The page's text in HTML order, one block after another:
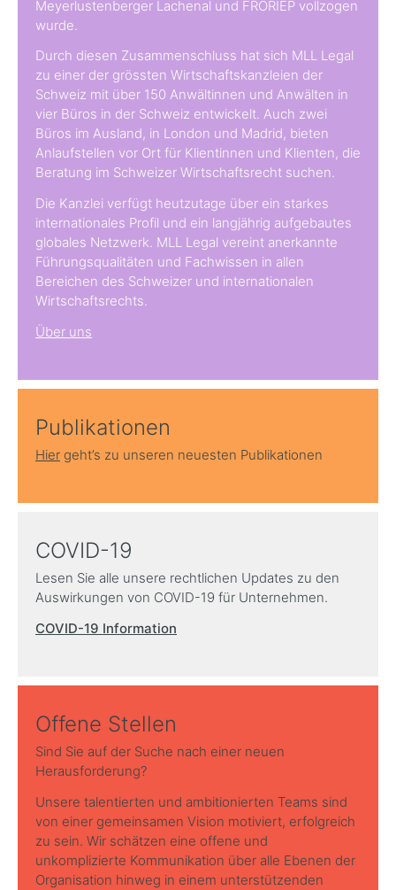
Meyerlustenberger Lachenal und FRORIEP vollzogen
wurde.
Durch diesen Zusammenschluss hat sich MLL Legal
zu einer der grössten Wirtschaftskanzleien der
Schweiz mit über 150 Anwältinnen und Anwälten in
vier Büros in der Schweiz entwickelt. Auch zwei
Büros im Ausland, in London und Madrid, bieten
Anlaufstellen vor Ort für Klientinnen und Klienten, die
Beratung im Schweizer Wirtschaftsrecht suchen.
Die Kanzlei verfügt heutzutage über ein starkes
internationales Profil und ein langjährig aufgebautes
globales Netzwerk. MLL Legal vereint anerkannte
Führungsqualitäten und Fachwissen in allen
Bereichen des Schweizer und internationalen
Wirtschaftsrechts.
Über uns
Publikationen
Hier geht’s zu unseren neuesten Publikationen
COVID-19
Lesen Sie alle unsere rechtlichen Updates zu den
Auswirkungen von COVID-19 für Unternehmen.
COVID-19 Information
Offene Stellen
Sind Sie auf der Suche nach einer neuen
Herausforderung?
Unsere talentierten und ambitionierten Teams sind
von einer gemeinsamen Vision motiviert, erfolgreich
zu sein. Wir schätzen eine offene und
unkomplizierte Kommunikation über alle Ebenen der
Organisation hinweg in einem unterstützenden